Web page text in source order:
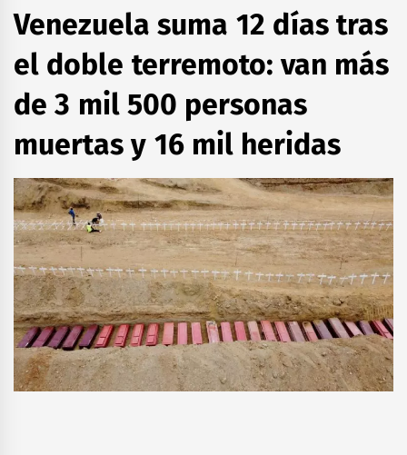
Venezuela suma 12 días tras
el doble terremoto: van más
de 3 mil 500 personas
muertas y 16 mil heridas